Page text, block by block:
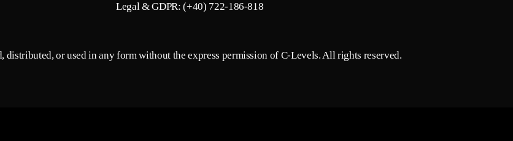
Legal & GDPR: (+40) 722-186-818
or used in any form without the express permission of C-Levels. All rights reserved.